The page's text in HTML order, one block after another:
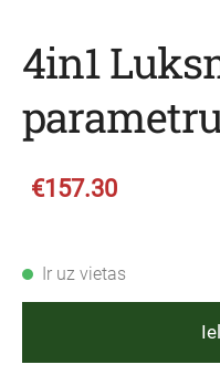
4in1
€157.30
Ir uz vietas